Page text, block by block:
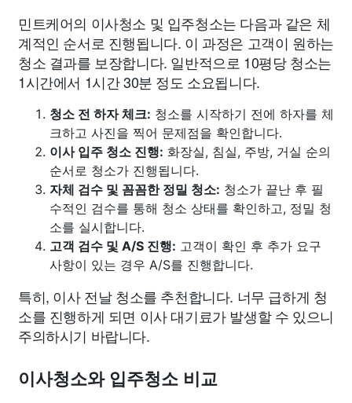
민트케어의 이사청소 및 입주청소는 다음과 같은 체
계적인 순서로 진행됩니다. 이 과정은 고객이 원하는
청소 결과를 보장합니다. 일반적으로 10평당 청소는
1시간에서 1시간 30분 정도 소요됩니다.
청소 전 하자 체크: 청소를 시작하기 전에 하자를 체
크하고 사진을 찍어 문제점을 확인합니다.
이사 입주 청소 진행: 화장실, 침실, 주방, 거실 순의
순서로 청소가 진행됩니다.
자체 검수 및 꼼꼼한 정밀 청소: 청소가 끝난 후 필
수적인 검수를 통해 청소 상태를 확인하고, 정밀 청
소를 실시합니다.
고객 검수 및 A/S 진행: 고객이 확인 후 추가 요구
사항이 있는 경우 A/S를 진행합니다.
특히, 이사 전날 청소를 추천합니다. 너무 급하게 청
소를 진행하게 되면 이사 대기료가 발생할 수 있으니
주의하시기 바랍니다.
이사청소와 입주청소 비교